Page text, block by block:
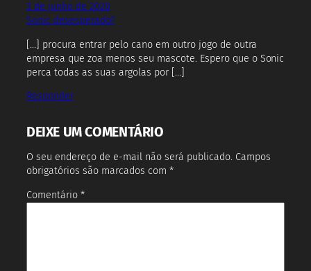
3 de junho de 2020
Sonic desesperado?
[…] procura entrar pelo cano em outro jogo de outra
empresa que zoa menos seu mascote. Espero que o Sonic
perca todas as suas argolas por […]
Responder
DEIXE UM COMENTÁRIO
O seu endereço de e-mail não será publicado. Campos
obrigatórios são marcados com *
Comentário *